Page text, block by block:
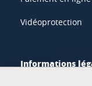
Vidéoprotection
Informations